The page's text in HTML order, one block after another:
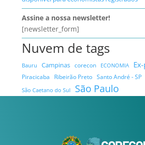
Assine a nossa newsletter!
[newsletter_form]
Nuvem de tags
Bauru Campinas corecon ECONOMIA
Piracicaba Ribeirão Preto Santo André - SP
São Caetano do Sul
São Paulo